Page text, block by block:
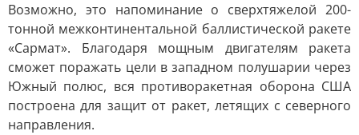
Возможно, это напоминание о сверхтяжелой 200-
тонной межконтинентальной баллистической ракете
«Сармат». Благодаря мощным двигателям ракета
сможет поражать цели в западном полушарии через
Южный полюс, вся противоракетная оборона США
построена для защит от ракет, летящих с северного
направления.